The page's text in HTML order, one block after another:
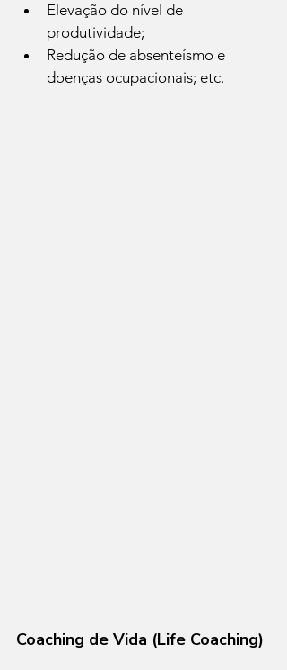
Elevação do nível de
produtividade;
Redução de absenteísmo e
doenças ocupacionais; etc.
Coaching de Vida (Life Coaching)